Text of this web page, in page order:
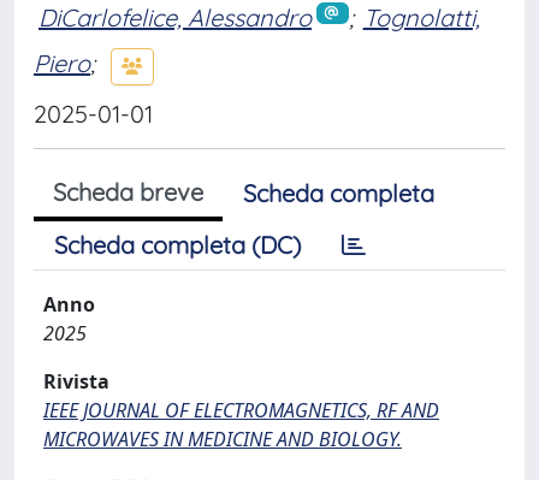
DiCarlofelice, Alessandro ; Tognolatti,
Piero;
2025-01-01
Scheda breve
Scheda completa
Scheda completa (DC)
Anno
2025
Rivista
IEEE JOURNAL OF ELECTROMAGNETICS, RF AND
MICROWAVES IN MEDICINE AND BIOLOGY.